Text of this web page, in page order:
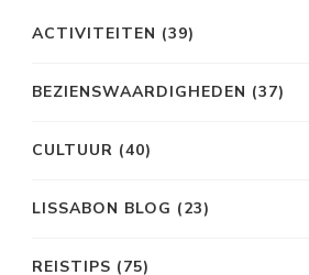
ACTIVITEITEN (39)
BEZIENSWAARDIGHEDEN (37)
CULTUUR (40)
LISSABON BLOG (23)
REISTIPS (75)